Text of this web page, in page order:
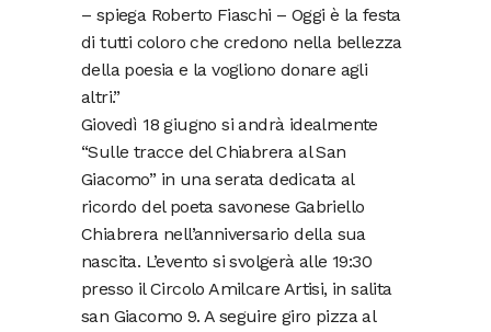
– spiega Roberto Fiaschi – Oggi è la festa
di tutti coloro che credono nella bellezza
della poesia e la vogliono donare agli
altri.”
Giovedì 18 giugno si andrà idealmente
“Sulle tracce del Chiabrera al San
Giacomo” in una serata dedicata al
ricordo del poeta savonese Gabriello
Chiabrera nell’anniversario della sua
nascita. L’evento si svolgerà alle 19:30
presso il Circolo Amilcare Artisi, in salita
san Giacomo 9. A seguire giro pizza al